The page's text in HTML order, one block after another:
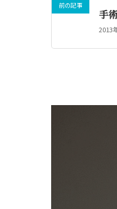
前の記事
手
2013